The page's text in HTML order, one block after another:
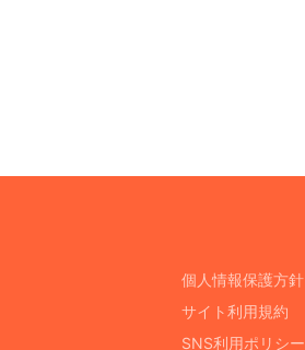
個人情報保護方針
サイト利用規約
SNS利用ポリシー